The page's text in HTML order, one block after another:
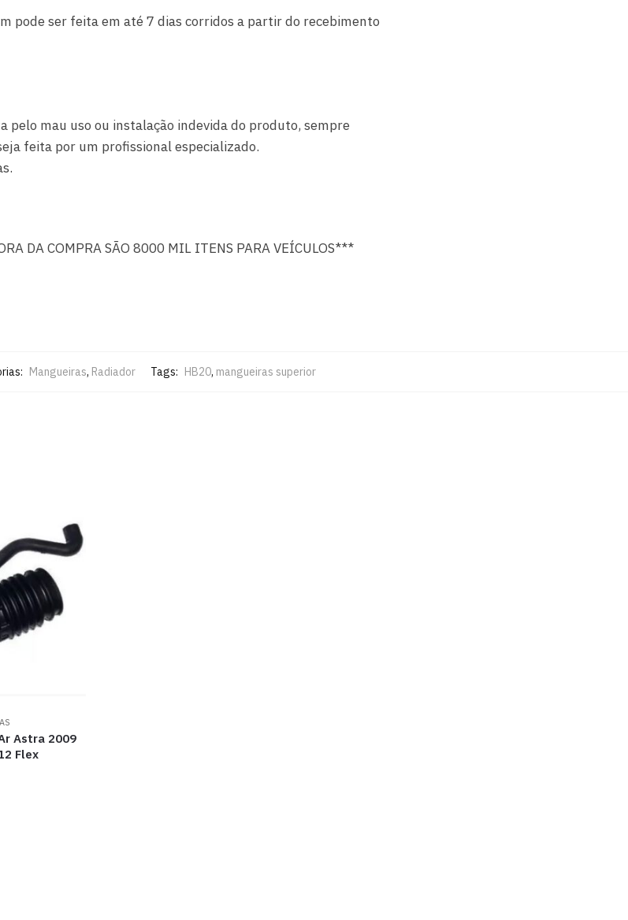
pode ser feita em até 7 dias corridos a partir do recebimento
pelo mau uso ou instalação indevida do produto, sempre
feita por um profissional especializado.
DA COMPRA SÃO 8000 MIL ITENS PARA VEÍCULOS***
Mangueiras, Radiador Tags: HB20, mangueiras superior
Astra 2009
Flex